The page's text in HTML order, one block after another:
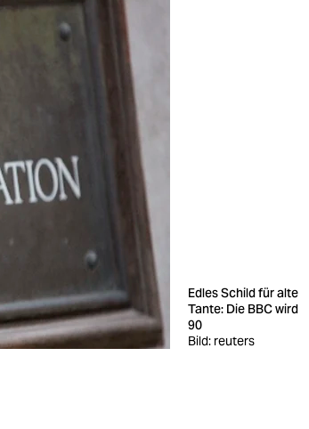
Edles Schild für alte
Tante: Die BBC wird
90
Bild: reuters